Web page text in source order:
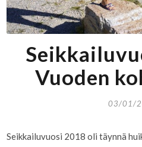
Vuoden
03/01/
Seikkailuvuosi 2018 oli täynnä